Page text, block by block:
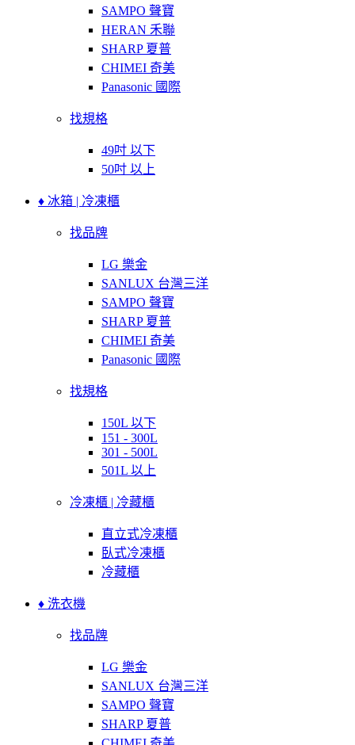
SAMPO 聲寶
HERAN 禾聯
SHARP 夏普
CHIMEI 奇美
Panasonic 國際
找規格
49吋 以下
50吋 以上
♦ 冰箱 | 冷凍櫃
找品牌
LG 樂金
SANLUX 台灣三洋
SAMPO 聲寶
SHARP 夏普
CHIMEI 奇美
Panasonic 國際
找規格
150L 以下
151 - 300L
301 - 500L
501L 以上
冷凍櫃 | 冷藏櫃
直立式冷凍櫃
臥式冷凍櫃
冷藏櫃
♦ 洗衣機
找品牌
LG 樂金
SANLUX 台灣三洋
SAMPO 聲寶
SHARP 夏普